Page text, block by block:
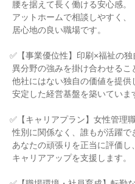
✅【事業優位性】印刷×福祉の独
✅【キャリアプラン】女性管理
性別に関係なく、誰もが活躍できる環境。